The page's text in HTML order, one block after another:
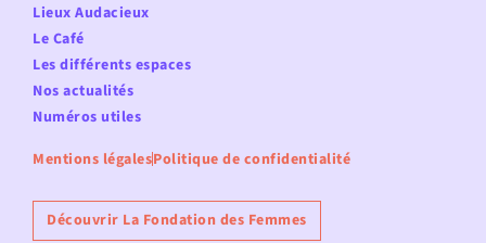
Lieux Audacieux
Le Café
Les différents espaces
Nos actualités
Numéros utiles
Mentions légalesPolitique de confidentialité
Découvrir La Fondation des Femmes